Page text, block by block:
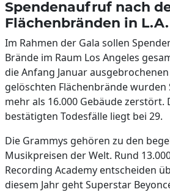
Spendenaufruf nach
Flächenbränden in L.A.
Im Rahmen der Gala sollen
Brände im Raum Los Angeles
die Anfang Januar
gelöschten Flächenbrände
mehr als 16.000 Gebäude zerstört.
bestätigten Todesfälle liegt bei 29.
Die Grammys gehören zu den
Musikpreisen der Welt. Rund
Recording Academy entscheiden
diesem Jahr geht Superstar